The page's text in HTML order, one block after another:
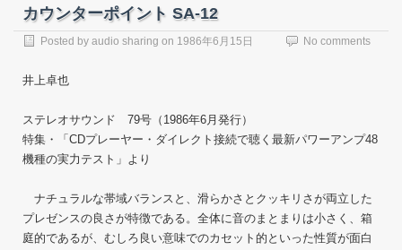
カウンターポイント SA-12
Posted by audio sharing on 1986年6月15日 No comments
井上卓也
ステレオサウンド 79号（1986年6月発行）
特集・「CDプレーヤー・ダイレクト接続で聴く最新パワーアンプ48
機種の実力テスト」より
ナチュラルな帯域バランスと、滑らかさとクッキリさが両立した
プレゼンスの良さが特徴である。全体に音のまとまりは小さく、箱
庭的であるが、むしろ良い意味でのカセット的といった性質が面白